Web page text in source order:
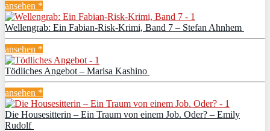
ansehen *
Wellengrab: Ein Fabian-Risk-Krimi, Band 7 – Stefan Ahnhem
ansehen *
Tödliches Angebot – Marisa Kashino
ansehen *
Die Housesitterin – Ein Traum von einem Job. Oder? – Emily
Rudolf